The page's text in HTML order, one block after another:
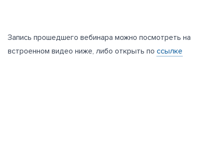
Запись прошедшего вебинара можно посмотреть на
встроенном видео ниже, либо открыть по ссылке